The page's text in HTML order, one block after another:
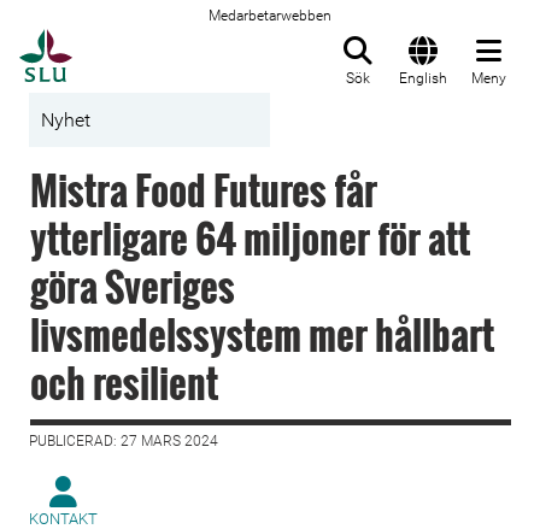
Medarbetarwebben
Sök English Meny
Nyhet
Mistra Food Futures får
ytterligare 64 miljoner för att
göra Sveriges
livsmedelssystem mer hållbart
och resilient
PUBLICERAD: 27 MARS 2024
KONTAKT